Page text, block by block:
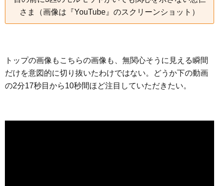
さま（画像は『YouTube』のスクリーンショット）
トップの画像もこちらの画像も、無関心そうに見える瞬間
だけを意図的に切り抜いたわけではない。どうか下の動画
の2分17秒目から10秒間ほど注目していただきたい。